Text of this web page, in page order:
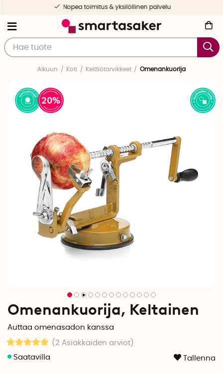
Nopea toimitus & yksilöllinen palvelu
Alkuun Koti Keittiötarvikkeet Omenankuorija
20
Omenankuorija, Keltainen
Auttaa omenasadon kanssa
(2 Asiakkaiden arviot )
Tallenna